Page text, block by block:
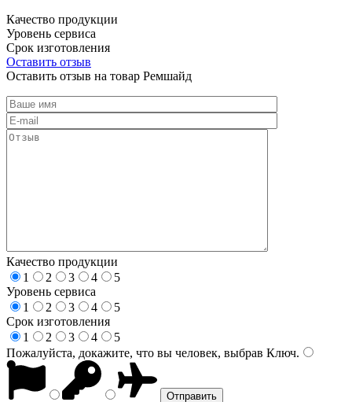
Качество продукции
Уровень сервиса
Срок изготовления
Оставить отзыв
Оставить отзыв на товар Ремшайд
Качество продукции
1
2 3 4
5
Уровень сервиса
1
2 3 4
5
Срок изготовления
1
2 3 4
5
Пожалуйста, докажите, что вы человек, выбрав Ключ.